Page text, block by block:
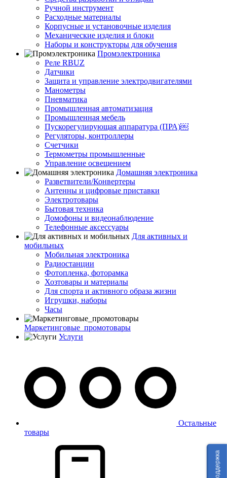
Ручной инструмент
Расходные материалы
Корпусные и установочные изделия
Механические изделия и блоки
Наборы и конструкторы для обучения
Промэлектроника
Реле RBUZ
Датчики
Защита и управление электродвигателями
Манометры
Пневматика
Промышленная автоматизация
Промышленная мебель
Пускорегулирующая аппаратура (ПРА)￼
Регуляторы, контроллеры
Счетчики
Термометры промышленные
Управление освещением
Домашняя электроника
Разветвители/Конвертеры
Антенны и цифровые приставки
Электротовары
Бытовая техника
Домофоны и видеонаблюдение
Телефонные аксессуары
Для активных и
мобильных
Мобильная электроника
Радиостанции
Фотопленка, фоторамка
Хозтовары и материалы
Для спорта и активного образа жизни
Игрушки, наборы
Часы
Маркетинговые_промотовары
Услуги
Остальные
товары